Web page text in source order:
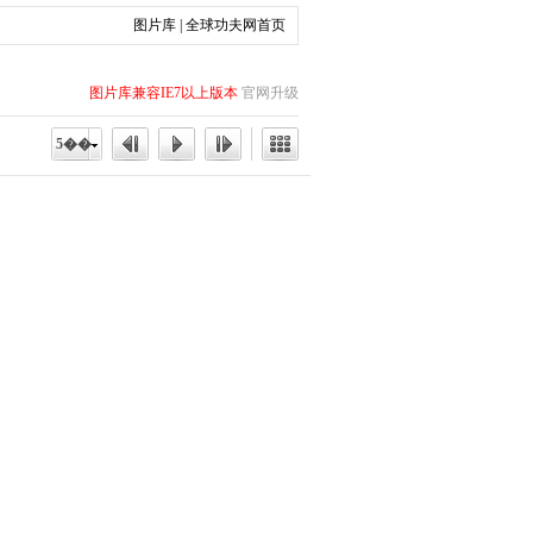
图片库 全球功夫网首页
图片库兼容IE7以上版本 官网升级
5��